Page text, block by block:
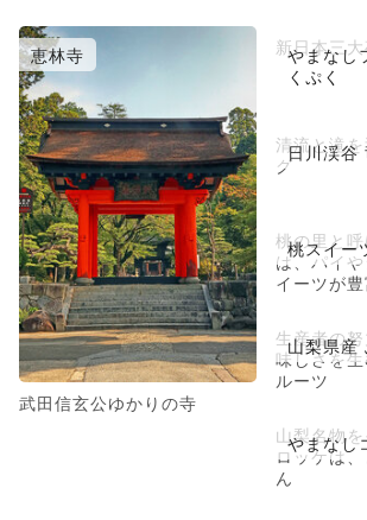
恵林寺
武田信玄公ゆかりの寺
やまなし
くぷく
新日本三
日川渓谷
清流と滝
グ
桃スイー
桃の里と
は、パイ
イーツが豊
山梨県産
生産者の
味しさを
ルーツ
やまなし
山梨名物
ロッケは
ん